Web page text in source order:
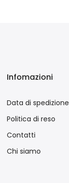
Infomazioni
Data di spedizione
Politica di reso
Contatti
Chi siamo